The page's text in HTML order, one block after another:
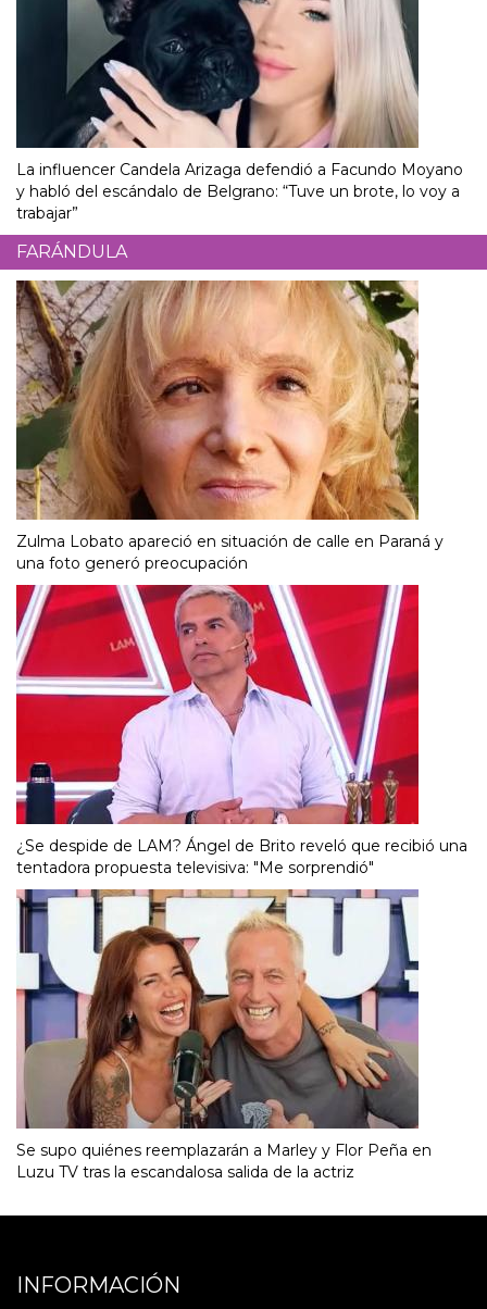
La influencer Candela Arizaga defendió a Facundo Moyano
y habló del escándalo de Belgrano: “Tuve un brote, lo voy a
trabajar”
FARÁNDULA
Zulma Lobato apareció en situación de calle en Paraná y
una foto generó preocupación
¿Se despide de LAM? Ángel de Brito reveló que recibió una
tentadora propuesta televisiva: "Me sorprendió"
Se supo quiénes reemplazarán a Marley y Flor Peña en
Luzu TV tras la escandalosa salida de la actriz
INFORMACIÓN